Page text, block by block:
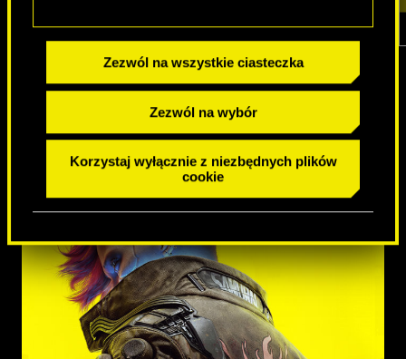
Zezwól na wszystkie ciasteczka
Zezwól na wybór
Korzystaj wyłącznie z niezbędnych plików
cookie
1z7